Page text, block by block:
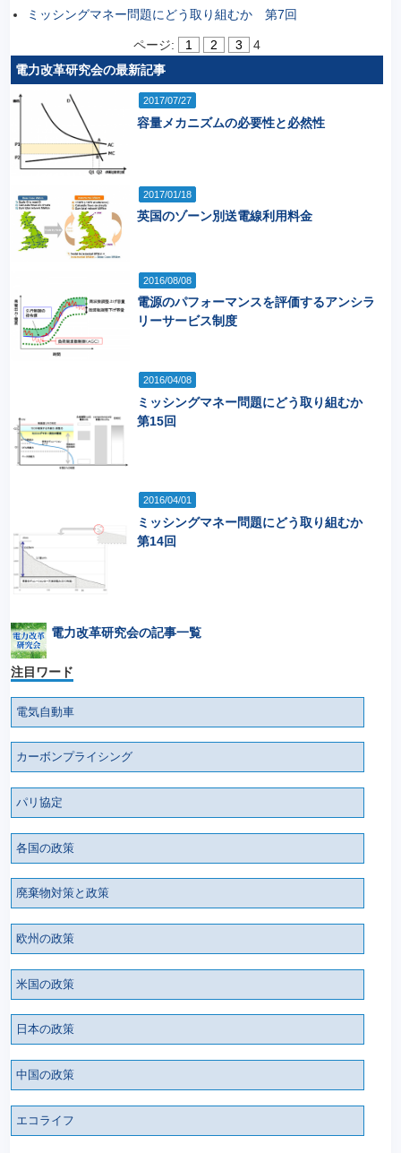
ミッシングマネー問題にどう取り組むか 第7回
ページ: 1 2 3
4
電力改革研究会の最新記事
2017/07/27
容量メカニズムの必要性と必然性
2017/01/18
英国のゾーン別送電線利用料金
2016/08/08
電源のパフォーマンスを評価するアンシラ
リーサービス制度
2016/04/08
ミッシングマネー問題にどう取り組むか
第15回
2016/04/01
ミッシングマネー問題にどう取り組むか
第14回
電力改革研究会の記事一覧
注目ワード
電気自動車
カーボンプライシング
パリ協定
各国の政策
廃棄物対策と政策
欧州の政策
米国の政策
日本の政策
中国の政策
エコライフ